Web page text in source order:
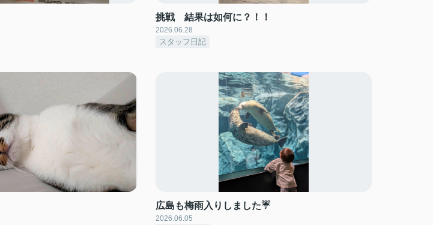
挑戦 結果は如何に？！！
2026.06.28
スタッフ日記
広島も梅雨入りしました☔
2026.06.05